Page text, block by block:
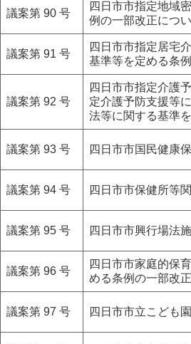
議案第 90 号
四日市市指定地域
例の一部改正につ
議案第 91 号
四日市市指定居宅
基準等を定める条
議案第 92 号
四日市市指定介護
定介護予防支援等
法等に関する基準
議案第 93 号 四日市市国民健康
議案第 94 号 四日市市保健所等
議案第 95 号 四日市市興行場法
議案第 96 号
四日市市家庭的保
める条例の一部改
議案第 97 号 四日市市立こども